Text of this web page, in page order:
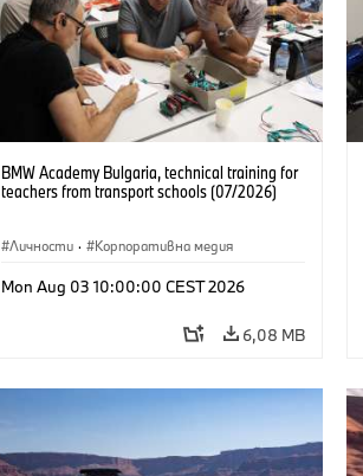
BMW Academy Bulgaria, technical training for
teachers from transport schools (07/2026)
Личности · Корпоративна медия
Mon Aug 03 10:00:00 CEST 2026
6,08 MB